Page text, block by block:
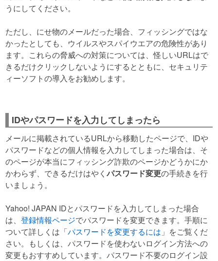
うにしてください。
ただし、にせ物のメールだった場合、フィッシングではな
かったとしても、ウイルスやスパイウエアの危険性があり
ます。これらの脅威への対策については、怪しいURLはで
きるだけクリックしないようにするとともに、セキュリテ
ィーソフトの導入をお勧めします。
IDやパスワードを入力してしまったら
メールに掲載されているURLから移動したページで、IDや
パスワードなどの個人情報を入力してしまった場合は、そ
のページが本当にフィッシング詐欺のページかどうかにか
かわらず、できるだけはやく パスワード変更の手続きを行
いましょう。
Yahoo! JAPAN IDとパスワードを入力してしまった場合
は、 登録情報ページでパスワードを変更できます。手順に
ついて詳しくは「パスワードを変更するには 」をご覧くだ
さい。もしくは、パスワードを使わないログイン方法への
変更もおすすめしています。パスワード不要のログイン設